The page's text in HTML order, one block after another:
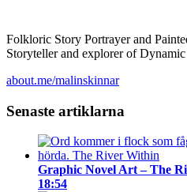
Folkloric Story Portrayer and
Storyteller and explorer of
about.me/malinskinnar
Senaste artiklarna
Graphic Novel Art – The
18:54